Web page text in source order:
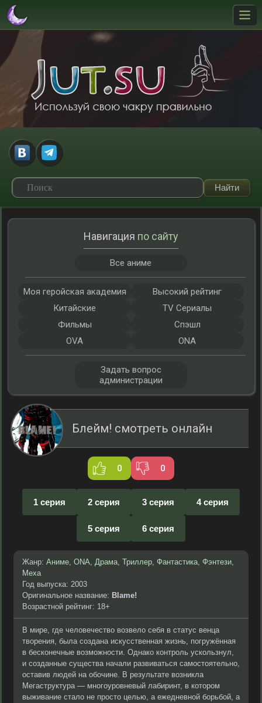
Блейм! смотреть онлайн
0 0
1 серия 2 серия 3 серия 4 серия
5 серия 6 серия
Жанр: Аниме, ONA, Драма, Триллер, Фантастика, Фэнтези,
Меха
Год выпуска: 2003
Оригинальное название: Blame!
Возрастной рейтинг: 18+
В мире, где человечество возвело себя в статус венца
творения, была создана искусственная жизнь, погружённая
в бесконечные возможности. Однако контроль ускользнул,
и созданные существа начали развиваться самостоятельно,
оставив людей на обочине. В результате возникла
Мегаструктура — многоуровневый лабиринт, в котором
выживание стало не просто целью, а ежедневной борьбой, а
Навигация по сайту
Все аниме
Моя геройская академия
Высокий рейтинг
Китайские
TV Сериалы
Фильмы
Спэшл
OVA
ONA
Задать вопрос
администрации